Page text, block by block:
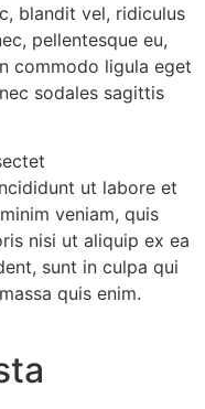
blandit vel, ridiculus
pellentesque eu,
commodo ligula eget
sodales sagittis
ut labore et
veniam, quis
nisi ut aliquip ex ea
sunt in culpa qui
quis enim.